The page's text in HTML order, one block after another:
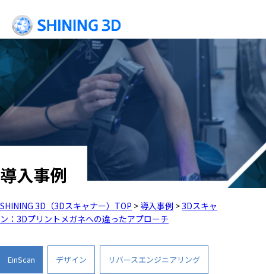
導入事例
SHINING 3D（3Dスキャナー）TOP > 導入事例 >3Dスキャ
ン：3Dプリントメガネへの違ったアプローチ
EinScan デザイン リバースエンジニアリング